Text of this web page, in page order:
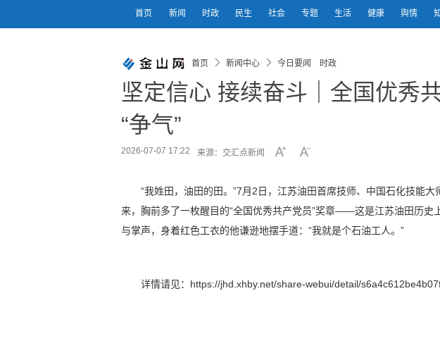
首页 新闻 时政 民生 社会 专题 生活 健康 舆情
首页 新闻中心 今日要闻 时政
坚定信心 接续奋斗｜全国优秀
“争气”
2026-07-07 17:22 来源：交汇点新闻
“我姓田，油田的田。”7月2日，江苏油田首席技师、中国石化技能
来，胸前多了一枚醒目的“全国优秀共产党员”奖章——这是江苏油田历史
与掌声，身着红色工衣的他谦逊地摆手道：“我就是个石油工人。”
详情请见：https://jhd.xhby.net/share-webui/detail/